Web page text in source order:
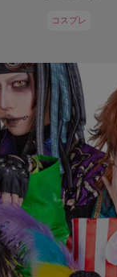
コスプレ